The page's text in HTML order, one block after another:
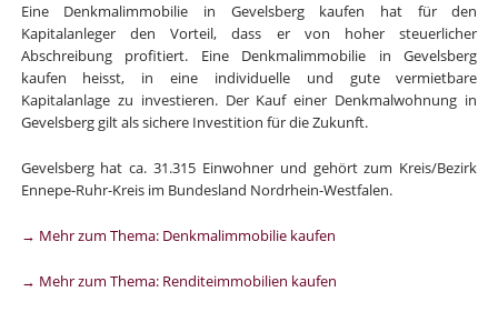
Eine Denkmalimmobilie in Gevelsberg kaufen hat für den
Kapitalanleger den Vorteil, dass er von hoher steuerlicher
Abschreibung profitiert. Eine Denkmalimmobilie in Gevelsberg
kaufen heisst, in eine individuelle und gute vermietbare
Kapitalanlage zu investieren. Der Kauf einer Denkmalwohnung in
Gevelsberg gilt als sichere Investition für die Zukunft.
Gevelsberg hat ca. 31.315 Einwohner und gehört zum Kreis/Bezirk
Ennepe-Ruhr-Kreis im Bundesland Nordrhein-Westfalen.
→ Mehr zum Thema: Denkmalimmobilie kaufen
→ Mehr zum Thema: Renditeimmobilien kaufen